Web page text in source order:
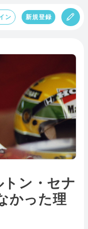
ン 新規登録
ン・セナ
かった理